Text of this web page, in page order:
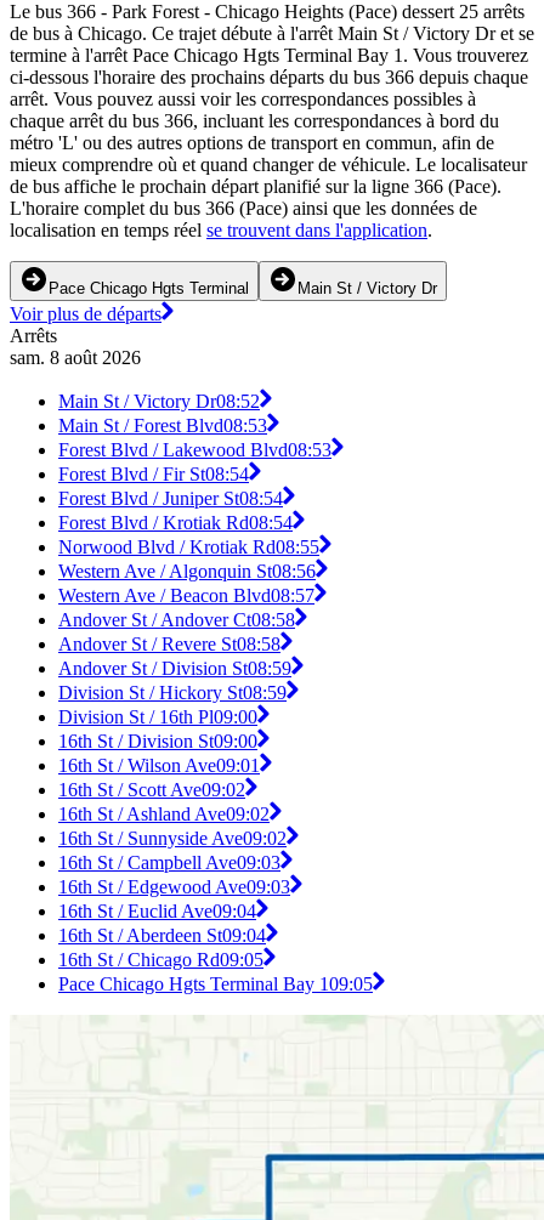
Le bus 366 - Park Forest - Chicago Heights (Pace) dessert 25 arrêts
de bus à Chicago. Ce trajet débute à l'arrêt Main St / Victory Dr et se
termine à l'arrêt Pace Chicago Hgts Terminal Bay 1. Vous trouverez
ci-dessous l'horaire des prochains départs du bus 366 depuis chaque
arrêt. Vous pouvez aussi voir les correspondances possibles à
chaque arrêt du bus 366, incluant les correspondances à bord du
métro 'L' ou des autres options de transport en commun, afin de
mieux comprendre où et quand changer de véhicule. Le localisateur
de bus affiche le prochain départ planifié sur la ligne 366 (Pace).
L'horaire complet du bus 366 (Pace) ainsi que les données de
localisation en temps réel se trouvent dans l'application.
Pace Chicago Hgts Terminal Main St / Victory Dr
Voir plus de départs
Arrêts
sam. 8 août 2026
Main St / Victory Dr08:52
Main St / Forest Blvd08:53
Forest Blvd / Lakewood Blvd08:53
Forest Blvd / Fir St08:54
Forest Blvd / Juniper St08:54
Forest Blvd / Krotiak Rd08:54
Norwood Blvd / Krotiak Rd08:55
Western Ave / Algonquin St08:56
Western Ave / Beacon Blvd08:57
Andover St / Andover Ct08:58
Andover St / Revere St08:58
Andover St / Division St08:59
Division St / Hickory St08:59
Division St / 16th Pl09:00
16th St / Division St09:00
16th St / Wilson Ave09:01
16th St / Scott Ave09:02
16th St / Ashland Ave09:02
16th St / Sunnyside Ave09:02
16th St / Campbell Ave09:03
16th St / Edgewood Ave09:03
16th St / Euclid Ave09:04
16th St / Aberdeen St09:04
16th St / Chicago Rd09:05
Pace Chicago Hgts Terminal Bay 109:05